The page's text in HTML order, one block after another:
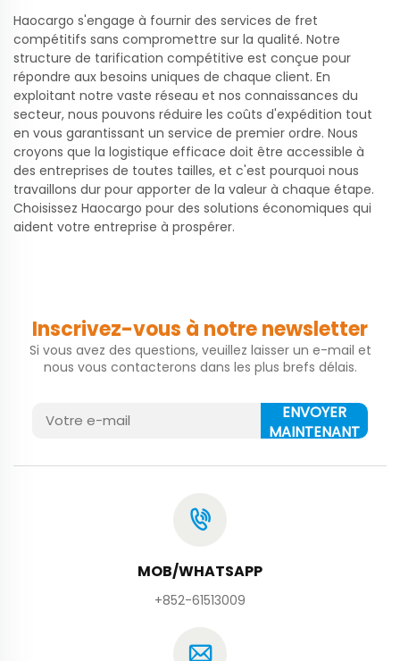
Haocargo s'engage à fournir des services de fret
compétitifs sans compromettre sur la qualité. Notre
structure de tarification compétitive est conçue pour
répondre aux besoins uniques de chaque client. En
exploitant notre vaste réseau et nos connaissances du
secteur, nous pouvons réduire les coûts d'expédition tout
en vous garantissant un service de premier ordre. Nous
croyons que la logistique efficace doit être accessible à
des entreprises de toutes tailles, et c'est pourquoi nous
travaillons dur pour apporter de la valeur à chaque étape.
Choisissez Haocargo pour des solutions économiques qui
aident votre entreprise à prospérer.
Inscrivez-vous à notre newsletter
Si vous avez des questions, veuillez laisser un e-mail et
nous vous contacterons dans les plus brefs délais.
ENVOYER
MAINTENANT
MOB/WHATSAPP
+852-61513009